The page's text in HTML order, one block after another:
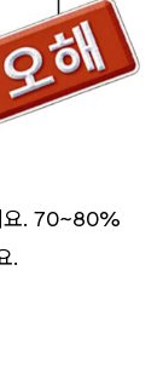
요. 70~80%
.